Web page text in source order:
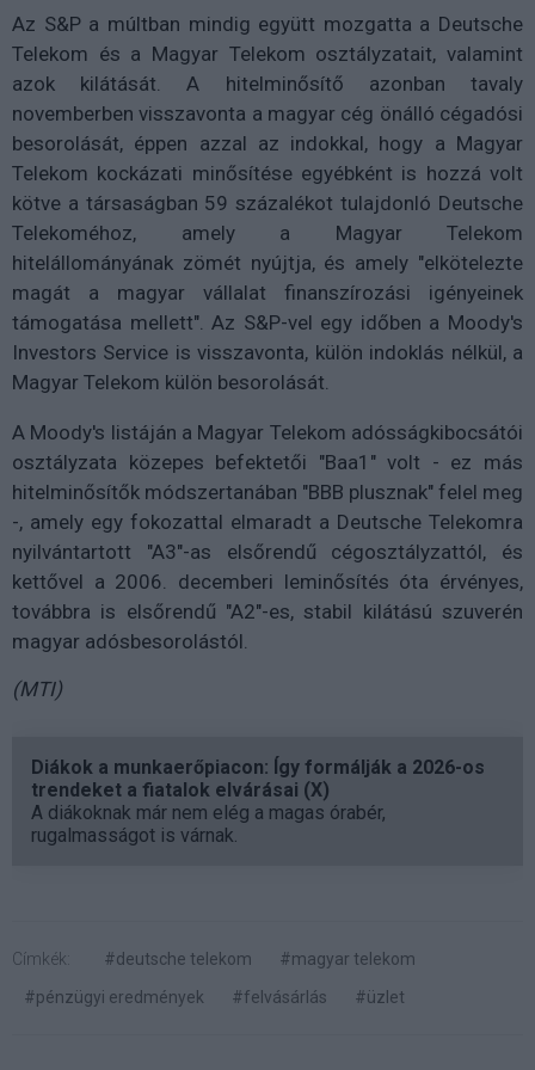
Az S&P a múltban mindig együtt mozgatta a Deutsche
Telekom és a Magyar Telekom osztályzatait, valamint
azok kilátását. A hitelminősítő azonban tavaly
novemberben visszavonta a magyar cég önálló cégadósi
besorolását, éppen azzal az indokkal, hogy a Magyar
Telekom kockázati minősítése egyébként is hozzá volt
kötve a társaságban 59 százalékot tulajdonló Deutsche
Telekoméhoz, amely a Magyar Telekom
hitelállományának zömét nyújtja, és amely "elkötelezte
magát a magyar vállalat finanszírozási igényeinek
támogatása mellett". Az S&P-vel egy időben a Moody's
Investors Service is visszavonta, külön indoklás nélkül, a
Magyar Telekom külön besorolását.
A Moody's listáján a Magyar Telekom adósságkibocsátói
osztályzata közepes befektetői "Baa1" volt - ez más
hitelminősítők módszertanában "BBB plusznak" felel meg
-, amely egy fokozattal elmaradt a Deutsche Telekomra
nyilvántartott "A3"-as elsőrendű cégosztályzattól, és
kettővel a 2006. decemberi leminősítés óta érvényes,
továbbra is elsőrendű "A2"-es, stabil kilátású szuverén
magyar adósbesorolástól.
(MTI)
Diákok a munkaerőpiacon: Így formálják a 2026-os
trendeket a fiatalok elvárásai (X)
A diákoknak már nem elég a magas órabér,
rugalmasságot is várnak.
Címkék: #deutsche telekom
#magyar telekom
#pénzügyi eredmények
#felvásárlás #üzlet